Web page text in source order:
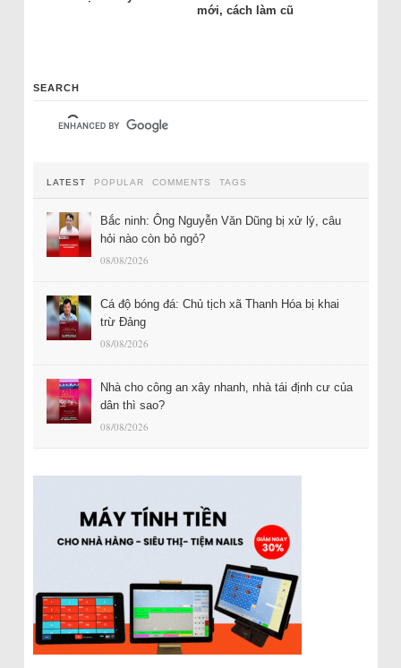
mới, cách làm cũ
SEARCH
LATEST POPULAR COMMENTS TAGS
Bắc ninh: Ông Nguyễn Văn Dũng bị xử lý, câu
hỏi nào còn bỏ ngỏ?
08/08/2026
Cá độ bóng đá: Chủ tịch xã Thanh Hóa bị khai
trừ Đảng
08/08/2026
Nhà cho công an xây nhanh, nhà tái định cư của
dân thì sao?
08/08/2026